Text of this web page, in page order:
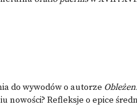
do wywodów o autorze
nowości? Refleksje o epice